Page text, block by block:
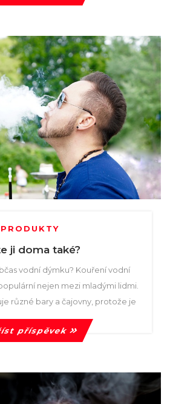
PRODUKTY
ji doma také?
vodní dýmku? Kouření vodní
nejen mezi mladými lidmi.
různé bary a čajovny, protože je
příspěvek